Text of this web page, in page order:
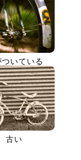
いている
古い